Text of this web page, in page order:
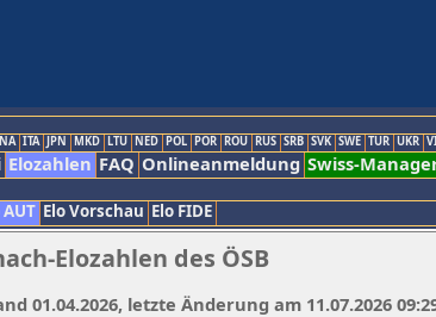
ITA JPN MKD LTU NED POL POR ROU RUS SRB SVK SWE TUR UKR
Elozahlen FAQ Onlineanmeldung Swiss-
AUT Elo Vorschau Elo FIDE
Elozahlen des ÖSB
01.04.2026, letzte Änderung am 11.07.2026